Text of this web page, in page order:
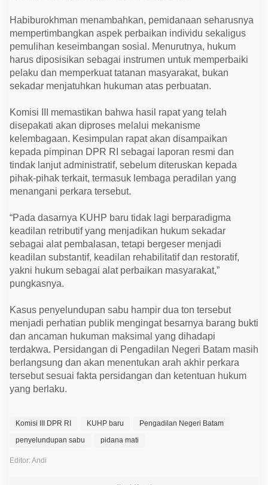
Habiburokhman menambahkan, pemidanaan seharusnya
mempertimbangkan aspek perbaikan individu sekaligus
pemulihan keseimbangan sosial. Menurutnya, hukum
harus diposisikan sebagai instrumen untuk memperbaiki
pelaku dan memperkuat tatanan masyarakat, bukan
sekadar menjatuhkan hukuman atas perbuatan.
Komisi III memastikan bahwa hasil rapat yang telah
disepakati akan diproses melalui mekanisme
kelembagaan. Kesimpulan rapat akan disampaikan
kepada pimpinan DPR RI sebagai laporan resmi dan
tindak lanjut administratif, sebelum diteruskan kepada
pihak-pihak terkait, termasuk lembaga peradilan yang
menangani perkara tersebut.
“Pada dasarnya KUHP baru tidak lagi berparadigma
keadilan retributif yang menjadikan hukum sekadar
sebagai alat pembalasan, tetapi bergeser menjadi
keadilan substantif, keadilan rehabilitatif dan restoratif,
yakni hukum sebagai alat perbaikan masyarakat,”
pungkasnya.
Kasus penyelundupan sabu hampir dua ton tersebut
menjadi perhatian publik mengingat besarnya barang bukti
dan ancaman hukuman maksimal yang dihadapi
terdakwa. Persidangan di Pengadilan Negeri Batam masih
berlangsung dan akan menentukan arah akhir perkara
tersebut sesuai fakta persidangan dan ketentuan hukum
yang berlaku.
Komisi III DPR RI KUHP baru
Pengadilan Negeri Batam
penyelundupan sabu
pidana mati
Editor: Andi